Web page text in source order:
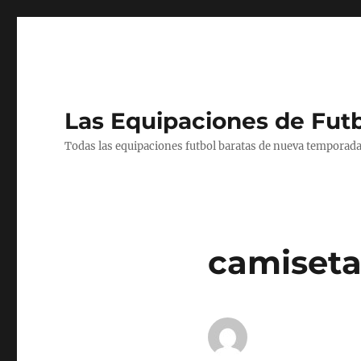
Las Equipaciones de
Todas las equipaciones futbol baratas de nueva